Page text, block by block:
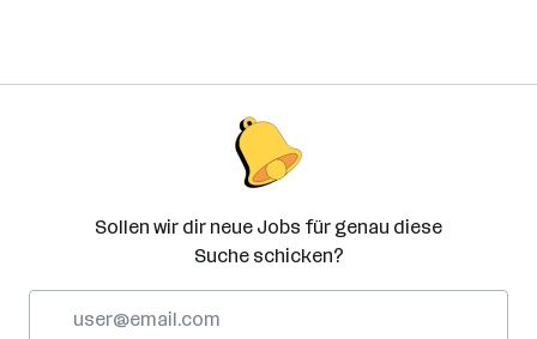
Sollen wir dir neue Jobs für genau diese
Suche schicken?